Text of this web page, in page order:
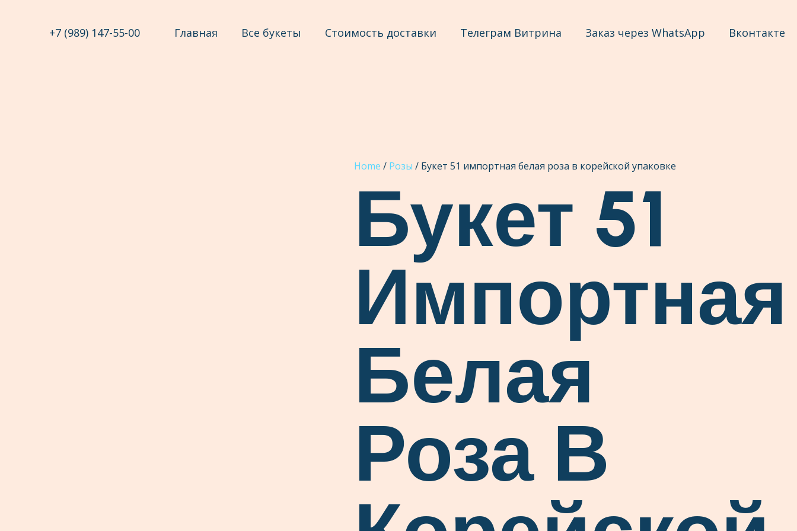
+7 (989) 147-55-00 Главная Все букеты Стоимость доставки Телеграм Витрина Заказ через WhatsApp Вконтакте
Home / Розы / Букет 51 импортная белая роза в корейской упаковке
Букет 51
Импортная
Белая
Роза В